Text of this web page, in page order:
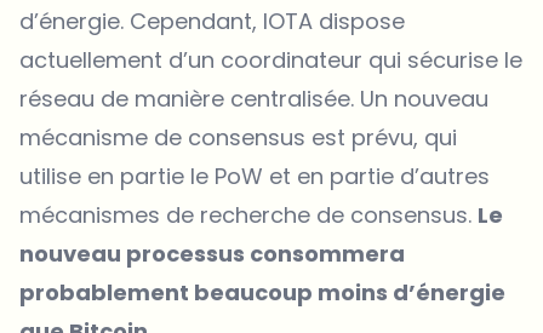
d’énergie. Cependant, IOTA dispose
actuellement d’un coordinateur qui sécurise le
réseau de manière centralisée. Un nouveau
mécanisme de consensus est prévu, qui
utilise en partie le PoW et en partie d’autres
mécanismes de recherche de consensus. Le
nouveau processus consommera
probablement beaucoup moins d’énergie